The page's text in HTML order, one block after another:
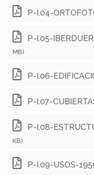
P-I.04-
P-I.05-
MB)
P-I.06-
P-I.07-
P-I.08-
KB)
P-I.09-USOS-